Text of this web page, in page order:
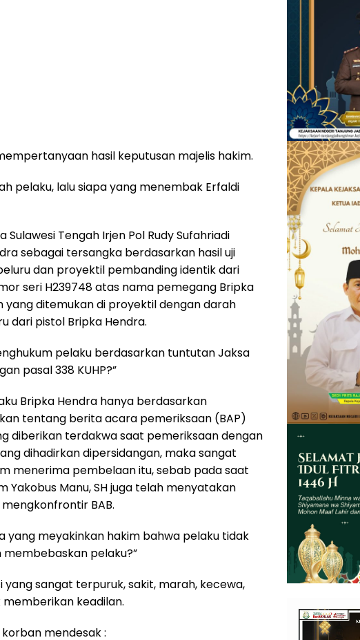
hasil keputusan majelis hakim.
pelaku, lalu siapa yang menembak Erfaldi
Tengah Irjen Pol Rudy Sufahriadi
sebagai tersangka berdasarkan hasil uji
dan proyektil pembanding identik dari
seri H239748 atas nama pemegang Bripka
yang ditemukan di proyektil dengan darah
dari pistol Bripka Hendra.
pelaku berdasarkan tuntutan Jaksa
pasal 338 KUHP?”
Bripka Hendra hanya berdasarkan
tentang berita acara pemeriksaan (BAP)
diberikan terdakwa saat pemeriksaan dengan
dihadirkan dipersidangan, maka sangat
menerima pembelaan itu, sebab pada saat
Yakobus Manu, SH juga telah menyatakan
BAB.
yang meyakinkan hakim bahwa pelaku tidak
pelaku?”
sangat terpuruk, sakit, marah, kecewa,
keadilan.
mendesak :